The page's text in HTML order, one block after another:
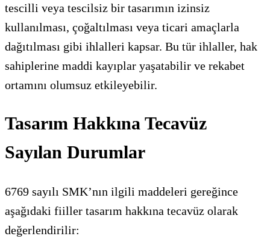
tescilli veya tescilsiz bir tasarımın izinsiz
kullanılması, çoğaltılması veya ticari amaçlarla
dağıtılması gibi ihlalleri kapsar. Bu tür ihlaller, hak
sahiplerine maddi kayıplar yaşatabilir ve rekabet
ortamını olumsuz etkileyebilir.
Tasarım Hakkına Tecavüz
Sayılan Durumlar
6769 sayılı SMK’nın ilgili maddeleri gereğince
aşağıdaki fiiller tasarım hakkına tecavüz olarak
değerlendirilir: